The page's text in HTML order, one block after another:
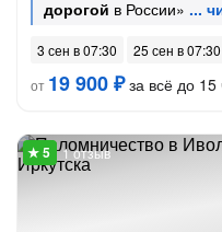
дорогой в России»
3 сен в 07:30
25 сен в 07:30
от 19 900 ₽за всё до 15
1 отзыв